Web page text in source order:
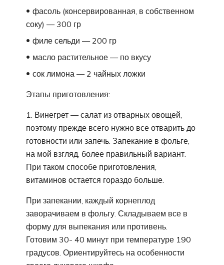
фасоль (консервированная, в собственном
соку) — 300 гр
филе сельди — 200 гр
масло растительное — по вкусу
сок лимона — 2 чайных ложки
Этапы приготовления:
1. Винегрет — салат из отварных овощей,
поэтому прежде всего нужно все отварить до
готовности или запечь. Запекание в фольге,
на мой взгляд, более правильный вариант.
При таком способе приготовления,
витаминов остается гораздо больше.
При запекании, каждый корнеплод
заворачиваем в фольгу. Складываем все в
форму для выпекания или противень.
Готовим 30- 40 минут при температуре 190
градусов. Ориентируйтесь на особенности